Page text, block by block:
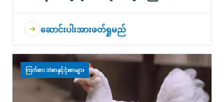
ဆောင်းပါးအားဖတ်ရှုမည်
ကြက်စာ၊ ဘဲစာနှင့်ငုံးစာများ